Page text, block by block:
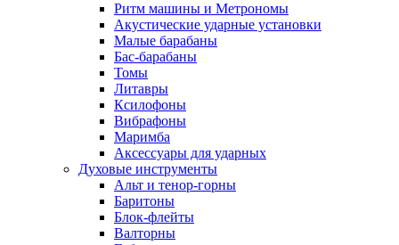
Ритм машины и Метрономы
Акустические ударные установки
Малые барабаны
Бас-барабаны
Томы
Литавры
Ксилофоны
Вибрафоны
Маримба
Аксессуары для ударных
Духовые инструменты
Альт и тенор-горны
Баритоны
Блок-флейты
Валторны